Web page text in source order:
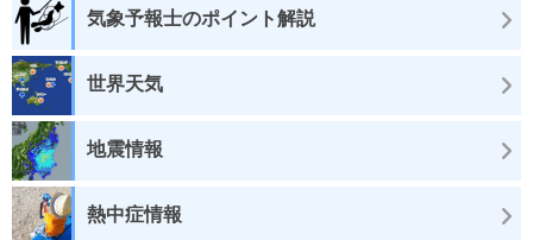
気象予報士のポイント解説
世界天気
地震情報
熱中症情報